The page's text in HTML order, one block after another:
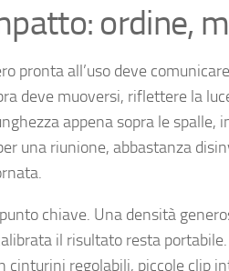
ordine,
pronta all’uso deve
deve muoversi, riflettere la
appena sopra le spalle,
una riunione, abbastanza
chiave. Una densità
il risultato resta
cinturini regolabili, piccole clip